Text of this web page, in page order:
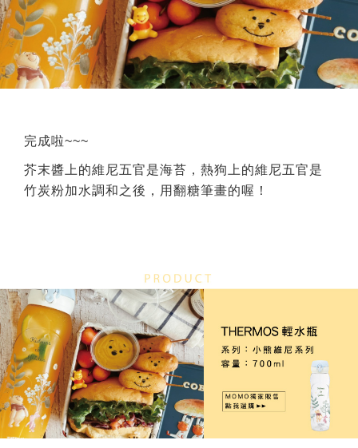
完成啦~~~
芥末醬上的維尼五官是海苔，熱狗上的維尼五官是
竹炭粉加水調和之後，用翻糖筆畫的喔！